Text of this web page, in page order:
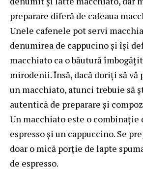
preparare diferă de cafeaua
Unele cafenele pot servi
denumirea de cappucino și își
macchiato ca o băutură
mirodenii. Însă, dacă doriți să vă
un macchiato, atunci trebuie să
autentică de preparare și
Un macchiato este o combinație
espresso și un cappuccino. Se
doar o mică porție de lapte
de espresso.